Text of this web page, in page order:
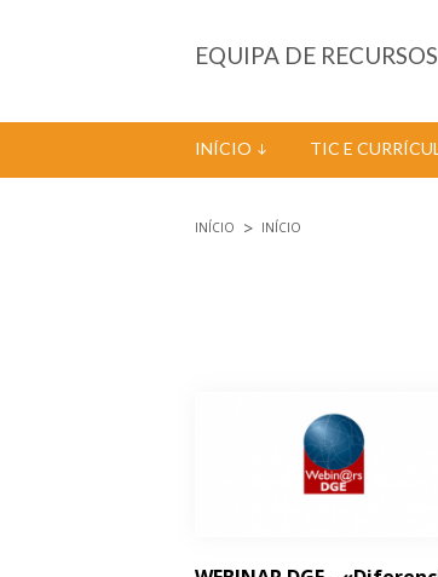
EQUIPA DE
INÍCIO TIC E
INÍCIO INÍCIO
Páginas